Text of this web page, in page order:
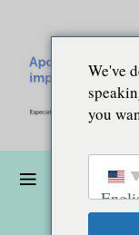
We've
you